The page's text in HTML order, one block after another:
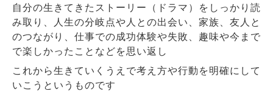
自分の生きてきたストーリー（ドラマ）をしっかり読
み取り、人生の分岐点や人との出会い、家族、友人と
のつながり、仕事での成功体験や失敗、趣味や今まで
で楽しかったことなどを思い返し
これから生きていくうえで考え方や行動を明確にして
いこうというものです